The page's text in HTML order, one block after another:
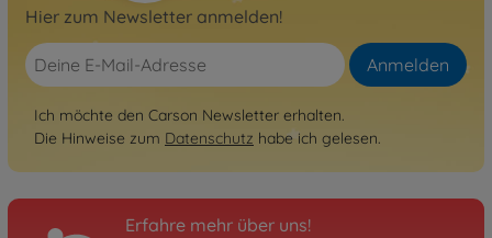
Hier zum Newsletter anmelden!
Anmelden
Ich möchte den Carson Newsletter erhalten.
Die Hinweise zum Datenschutz habe ich gelesen.
Erfahre mehr über uns!